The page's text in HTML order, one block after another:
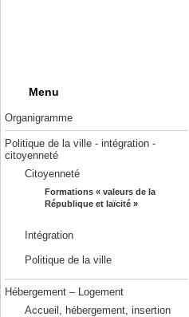
Menu
Organigramme
Politique de la ville - intégration -
citoyenneté
Citoyenneté
Formations « valeurs de la
République et laïcité »
Intégration
Politique de la ville
Hébergement – Logement
Accueil, hébergement, insertion